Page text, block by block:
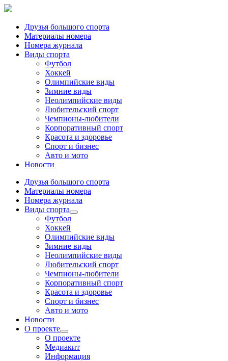
Друзья большого спорта
Материалы номера
Номера журнала
Виды спорта
Футбол
Хоккей
Олимпийские виды
Зимние виды
Неолимпийские виды
Любительский спорт
Чемпионы-любители
Корпоративный спорт
Красота и здоровье
Спорт и бизнес
Авто и мото
Новости
Друзья большого спорта
Материалы номера
Номера журнала
Виды спорта
Футбол
Хоккей
Олимпийские виды
Зимние виды
Неолимпийские виды
Любительский спорт
Чемпионы-любители
Корпоративный спорт
Красота и здоровье
Спорт и бизнес
Авто и мото
Новости
О проекте
О проекте
Медиакит
Информация